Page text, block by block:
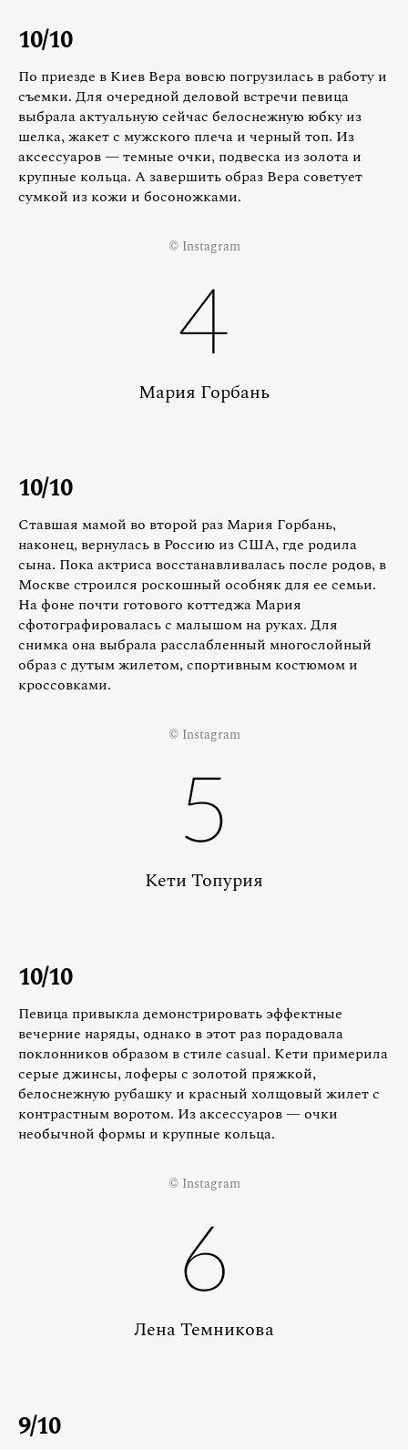
10/10
По приезде в Киев Вера вовсю погрузилась в работу и
съемки. Для очередной деловой встречи певица
выбрала актуальную сейчас белоснежную юбку из
шелка, жакет с мужского плеча и черный топ. Из
аксессуаров — темные очки, подвеска из золота и
крупные кольца. А завершить образ Вера советует
сумкой из кожи и босоножками.
© Instagram
4
Мария Горбань
10/10
Ставшая мамой во второй раз Мария Горбань,
наконец, вернулась в Россию из США, где родила
сына. Пока актриса восстанавливалась после родов, в
Москве строился роскошный особняк для ее семьи.
На фоне почти готового коттеджа Мария
сфотографировалась с малышом на руках. Для
снимка она выбрала расслабленный многослойный
образ с дутым жилетом, спортивным костюмом и
кроссовками.
© Instagram
5
Кети Топурия
10/10
Певица привыкла демонстрировать эффектные
вечерние наряды, однако в этот раз порадовала
поклонников образом в стиле casual. Кети примерила
серые джинсы, лоферы с золотой пряжкой,
белоснежную рубашку и красный холщовый жилет с
контрастным воротом. Из аксессуаров — очки
необычной формы и крупные кольца.
© Instagram
6
Лена Темникова
9/10